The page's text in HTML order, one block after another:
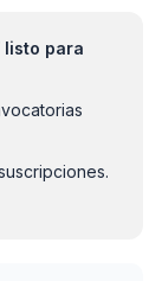
listo para